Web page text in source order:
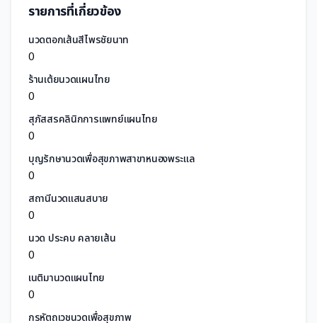
รายการที่เกี่ยวข้อง
นวดตอกเส้นสีไพรชัยนาท
0
ร้านเต้ยนวดแผนไทย
0
สุภัสสรคลินิกการแพทย์แผนไทย
0
บุญรักษานวดเพื่อสุขภาพสาขาหนองพระแล
0
สถานีนวดแสนสบาย
0
นวด ประคบ คลายเส้น
0
เนติมานวดแผนไทย
0
กรหัตถเวชนวดเพื่อสุขภาพ